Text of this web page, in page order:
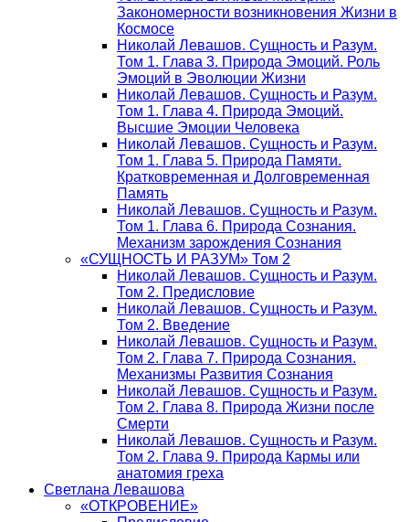
Закономерности возникновения Жизни в
Космосе
Николай Левашов. Сущность и Разум.
Том 1. Глава 3. Природа Эмоций. Роль
Эмоций в Эволюции Жизни
Николай Левашов. Сущность и Разум.
Том 1. Глава 4. Природа Эмоций.
Высшие Эмоции Человека
Николай Левашов. Сущность и Разум.
Том 1. Глава 5. Природа Памяти.
Кратковременная и Долговременная
Память
Николай Левашов. Сущность и Разум.
Том 1. Глава 6. Природа Сознания.
Механизм зарождения Сознания
«СУЩНОСТЬ И РАЗУМ» Том 2
Николай Левашов. Сущность и Разум.
Том 2. Предисловие
Николай Левашов. Сущность и Разум.
Том 2. Введение
Николай Левашов. Сущность и Разум.
Том 2. Глава 7. Природа Сознания.
Механизмы Развития Сознания
Николай Левашов. Сущность и Разум.
Том 2. Глава 8. Природа Жизни после
Смерти
Николай Левашов. Сущность и Разум.
Том 2. Глава 9. Природа Кармы или
анатомия греха
Светлана Левашова
«ОТКРОВЕНИЕ»